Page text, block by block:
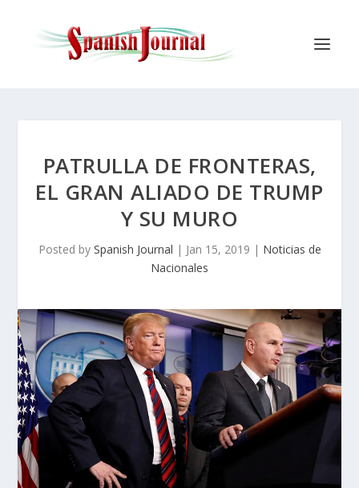
PATRULLA DE FRONTERAS,
EL GRAN ALIADO DE TRUMP
Y SU MURO
Posted by Spanish Journal | Jan 15, 2019 | Noticias de
Nacionales